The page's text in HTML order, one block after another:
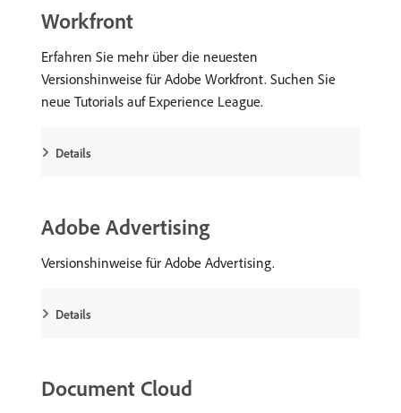
Workfront
Erfahren Sie mehr über die neuesten
Versionshinweise für Adobe Workfront. Suchen Sie
neue Tutorials auf Experience League.
Details
Adobe Advertising
Versionshinweise für Adobe Advertising.
Details
Document Cloud